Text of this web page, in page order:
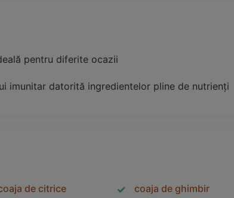
pentru diferite ocazii
imunitar datorită ingredientelor pline de nutrienți
de citrice coaja de ghimbir